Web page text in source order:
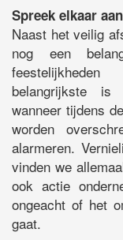
Spreek elkaar aan
Naast het veilig
nog een
belangrijkste is
wanneer tijdens
worden
alarmeren.
vinden we
ook actie
ongeacht of het
gaat.